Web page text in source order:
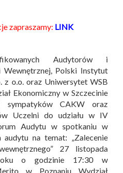
zapraszamy: LINK
Audytorów i
Wewnętrznej, Polski Instytut
z o.o. oraz Uniwersytet WSB
Ekonomiczny w Szczecinie
sympatyków CAKW oraz
Uczelni do udziału w IV
Audytu w spotkaniu w
na temat: „Zalecenie
27 listopada
o godzinie 17:30 w
w Poznaniu Wydział